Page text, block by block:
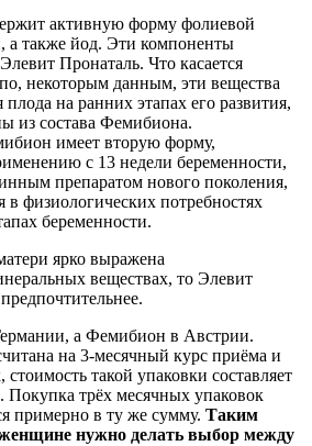
активную форму фолиевой
также йод. Эти компоненты
Пронаталь. Что касается
некоторым данным, эти вещества
на ранних этапах его развития,
из состава Фемибиона.
имеет вторую форму,
с 13 недели беременности,
препаратом нового поколения,
физиологических потребностях
беременности.
ярко выражена
веществах, то Элевит
а Фемибион в Австрии.
на 3-месячный курс приёма и
стоимость такой упаковки составляет
Покупка трёх месячных упаковок
примерно в ту же сумму. Таким
нужно делать выбор между